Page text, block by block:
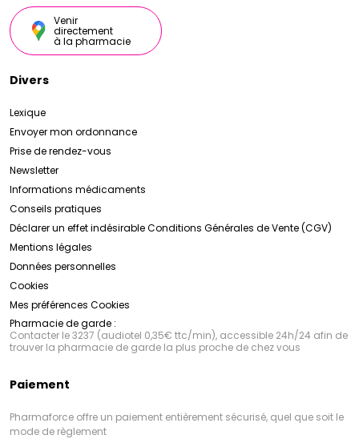
Venir
directement
à la pharmacie
Divers
Lexique
Envoyer mon ordonnance
Prise de rendez-vous
Newsletter
Informations médicaments
Conseils pratiques
Déclarer un effet indésirableConditions Générales de Vente (CGV)
Mentions légales
Données personnelles
Cookies
Mes préférences Cookies
Pharmacie de garde :
Contacter le 3237 (audiotel 0,35€ ttc/min), accessible 24h/24 afin de
trouver la pharmacie de garde la plus proche de chez vous
Paiement
Pharmaforce offre un paiement entièrement sécurisé, quel que soit le
mode de règlement